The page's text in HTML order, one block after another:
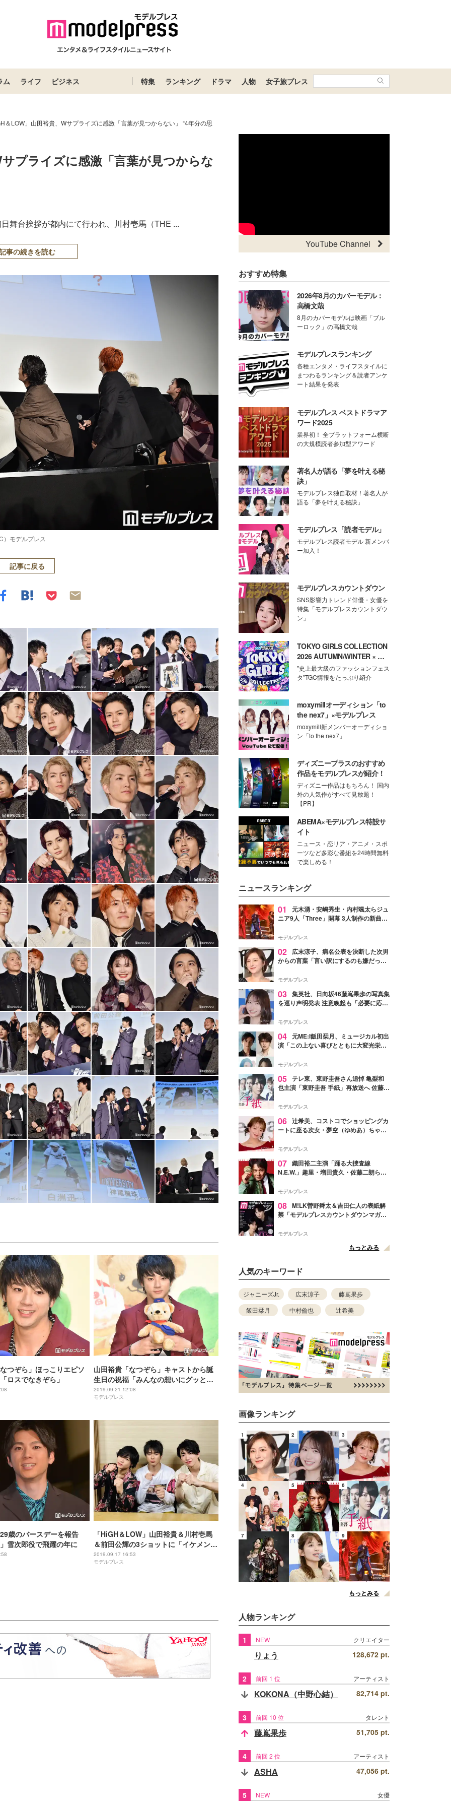
ム ライフ ビジネス 特集 ランキング ドラマ 人物 女子旅プレス
＆LOW」山田裕貴、Wサプライズに感激「言葉が見つからない」 “4年分の思
プライズに感激「言葉が見つからな
舞台挨拶が都内にて行われ、川村壱馬（THE ...
事の続きを読む
）モデルプレス
記事に戻る
つぞら」ほっこりエピソ
ロスでなきぞら」
山田裕貴「なつぞら」キャストから誕
生日の祝福「みんなの想いにグッとき
た」
2019.09.21 12:08
モデルプレス
歳のバースデーを報告
雪次郎役で飛躍の年に
「HiGH＆LOW」山田裕貴＆川村壱馬
＆前田公輝の3ショットに「イケメン揃
い」と反響
2019.09.17 16:53
モデルプレス
YouTube Channel
おすすめ特集
2026年8月のカバーモデル：
高橋文哉
8月のカバーモデルは映画「ブル
ーロック」の高橋文哉
モデルプレスランキング
各種エンタメ・ライフスタイルに
まつわるランキング＆読者アンケ
ート結果を発表
モデルプレス ベストドラマア
ワード2025
業界初！ 全プラットフォーム横断
の大規模読者参加型アワード
著名人が語る「夢を叶える秘
訣」
モデルプレス独自取材！著名人が
語る「夢を叶える秘訣」
モデルプレス「読者モデル」
モデルプレス読者モデル 新メンバ
ー加入！
モデルプレスカウントダウン
SNS影響力トレンド俳優・女優を
特集「モデルプレスカウントダウ
ン」
TOKYO GIRLS COLLECTION
2026 AUTUMN/WINTER × モ
デルプレス
"史上最大級のファッションフェス
タ"TGC情報をたっぷり紹介
moxymillオーディション「to
the nex7」×モデルプレス
moxymill新メンバーオーディショ
ン「to the nex7」
ディズニープラスのおすすめ
作品をモデルプレスが紹介！
ディズニー作品はもちろん！ 国内
外の人気作がすべて見放題！
【PR】
ABEMA×モデルプレス特設サ
イト
ニュース・恋リア・アニメ・スポ
ーツなど多彩な番組を24時間無料
で楽しめる！
ニュースランキング
01
元木湧・安嶋秀生・内村颯太らジュ
ニア9人「Three」開幕 3人制作の新曲＆
進んで夢を掴みたい」【ゲネプロレポ】
モデルプレス
02
広末涼子、病名公表を決断した次男
からの言葉「言い訳にするのも嫌だっ
モデルプレス
03 集英社、日向坂46藤嶌果歩の写真集
を巡り声明発表 注意喚起も「必要に応じ
モデルプレス
04 元ME:I飯田栞月、ミュージカル初出
演「この上ない喜びとともに大変光栄」
ャスト発表
モデルプレス
05 テレ東、東野圭吾さん追悼 亀梨和
也主演「東野圭吾 手紙」再放送へ 佐藤隆
モデルプレス
06 辻希美、コストコでショッピングカ
ートに座る次女・夢空（ゆめあ）ちゃん
ぎ」「成長を感じる」の声
モデルプレス
07 織田裕二主演「踊る大捜査線
N.E.W.」趣里・増田貴久・佐藤二朗ら新
徴する“謎のキーワード”も
モデルプレス
08 M!LK曽野舜太＆吉田仁人の表紙解
禁「モデルプレスカウントダウンマガジ
モデルプレス
もっとみる
人気のキーワード
ジャニーズJr. 広末涼子
藤嶌果歩
飯田栞月
中村倫也 辻希美
画像ランキング
1 2 3
4 5 6
7 8 9
もっとみる
人物ランキング
1 NEW クリエイター
りょう 128,672 pt.
2 前回 1 位 アーティスト
KOKONA（中野心結） 82,714 pt.
3 前回 10 位 タレント
藤嶌果歩 51,705 pt.
4 前回 2 位 アーティスト
ASHA 47,056 pt.
5 NEW 女優